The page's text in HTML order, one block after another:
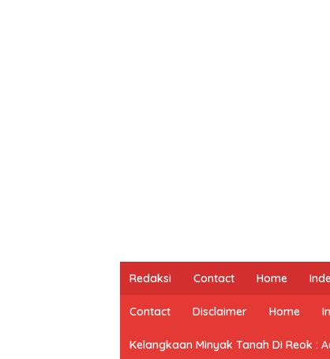
Redaksi Contact Home
Contact Disclaimer Home
Kelangkaan Minyak Tanah Di Reok :